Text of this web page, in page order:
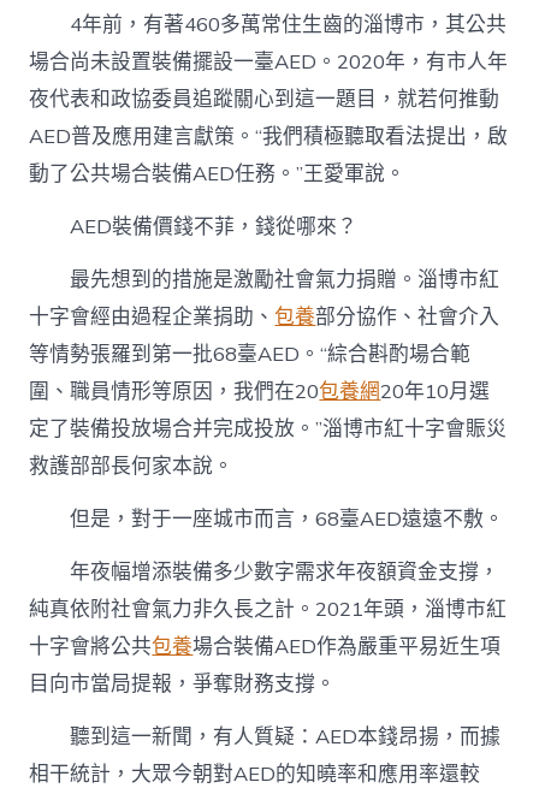
4年前，有著460多萬常住生齒的淄博市，其公共
場合尚未設置裝備擺設一臺AED。2020年，有市人年
夜代表和政協委員追蹤關心到這一題目，就若何推動
AED普及應用建言獻策。“我們積極聽取看法提出，啟
動了公共場合裝備AED任務。”王愛軍說。
AED裝備價錢不菲，錢從哪來？
最先想到的措施是激勵社會氣力捐贈。淄博市紅
十字會經由過程企業捐助、包養部分協作、社會介入
等情勢張羅到第一批68臺AED。“綜合斟酌場合範
圍、職員情形等原因，我們在20包養網20年10月選
定了裝備投放場合并完成投放。”淄博市紅十字會賑災
救護部部長何家本說。
但是，對于一座城市而言，68臺AED遠遠不敷。
年夜幅增添裝備多少數字需求年夜額資金支撐，
純真依附社會氣力非久長之計。2021年頭，淄博市紅
十字會將公共包養場合裝備AED作為嚴重平易近生項
目向市當局提報，爭奪財務支撐。
聽到這一新聞，有人質疑：AED本錢昂揚，而據
相干統計，大眾今朝對AED的知曉率和應用率還較